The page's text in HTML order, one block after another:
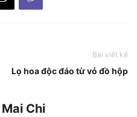
Bài viết kế
Lọ hoa độc đáo từ vỏ đồ hộp
Mai Chi